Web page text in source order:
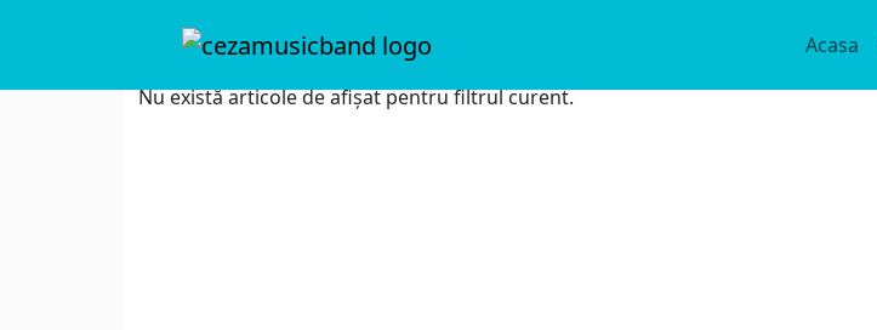
Acasa
Ultimele Articole
Nu există articole de afișat pentru filtrul curent.